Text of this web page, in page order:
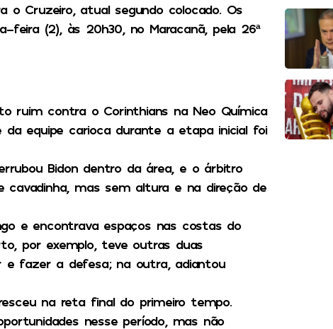
o Cruzeiro, atual segundo colocado. Os
(2), às 20h30, no Maracanã, pela 26ª
ruim contra o Corinthians na Neo Química
da equipe carioca durante a etapa inicial foi
Bidon dentro da área, e o árbitro
cavadinha, mas sem altura e na direção de
e encontrava espaços nas costas do
por exemplo, teve outras duas
e fazer a defesa; na outra, adiantou
na reta final do primeiro tempo.
nesse período, mas não